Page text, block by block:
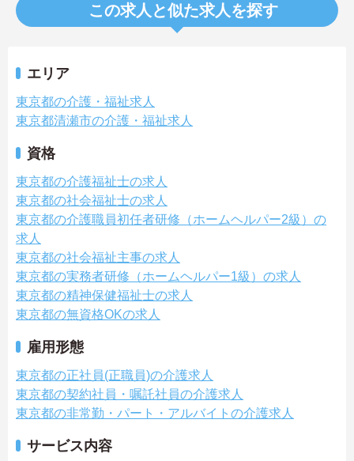
この求人と似た求人を探す
エリア
東京都の介護・福祉求人
東京都清瀬市の介護・福祉求人
資格
東京都の介護福祉士の求人
東京都の社会福祉士の求人
東京都の介護職員初任者研修（ホームヘルパー2級）の
求人
東京都の社会福祉主事の求人
東京都の実務者研修（ホームヘルパー1級）の求人
東京都の精神保健福祉士の求人
東京都の無資格OKの求人
雇用形態
東京都の正社員(正職員)の介護求人
東京都の契約社員・嘱託社員の介護求人
東京都の非常勤・パート・アルバイトの介護求人
サービス内容